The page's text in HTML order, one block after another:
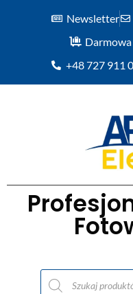
Newsletter
+48 727 911